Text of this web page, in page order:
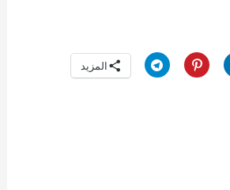
المزيد